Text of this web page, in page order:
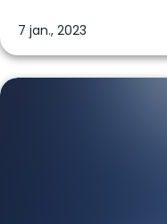
7 jan., 2023